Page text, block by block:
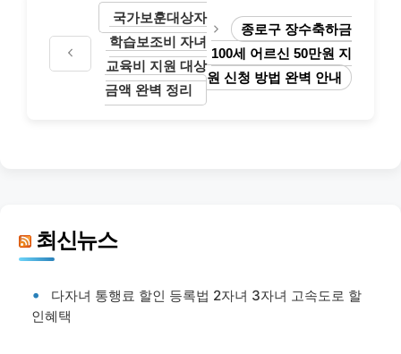
국가보훈대상자
학습보조비 자녀
교육비 지원 대상
금액 완벽 정리
종로구 장수축하금
100세 어르신 50만원 지
원 신청 방법 완벽 안내
최신뉴스
다자녀 통행료 할인 등록법 2자녀 3자녀 고속도로 할
인혜택